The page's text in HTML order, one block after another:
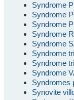
Syndrome
Syndrome
Syndrome
Syndrome
Syndrome
Syndrome
Syndrome
Syndrome
Syndromes
Synovite